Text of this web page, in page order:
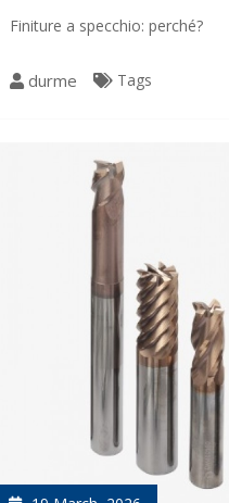
Finiture a specchio: perché?
durme Tags